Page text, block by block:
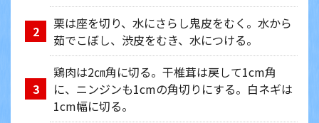
2
栗は座を切り、水にさらし鬼皮をむく。水から
茹でこぼし、渋皮をむき、水につける。
3
鶏肉は2㎝角に切る。干椎茸は戻して1cm角
に、ニンジンも1cmの角切りにする。白ネギは
1cm幅に切る。